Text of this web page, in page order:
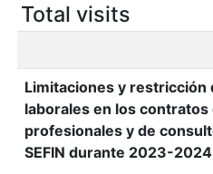
Total visits
Limitaciones y restricción
laborales en los
profesionales y de
SEFIN durante 2023-2024